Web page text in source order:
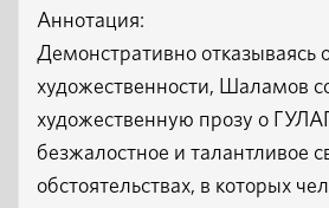
Аннотация:
Демонстративно отказываясь
художественности, Шаламов
художественную прозу о
безжалостное и талантливое
обстоятельствах, в которых